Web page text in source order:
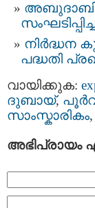
അബുദാബി
നിർദ്ധന
പദ്ധതി
വായിക്കുക:
ദുബായ്‌, പൂര്‍വ
സാംസ്കാരികം,